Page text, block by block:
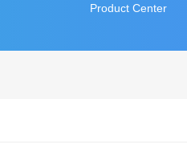
Product Center